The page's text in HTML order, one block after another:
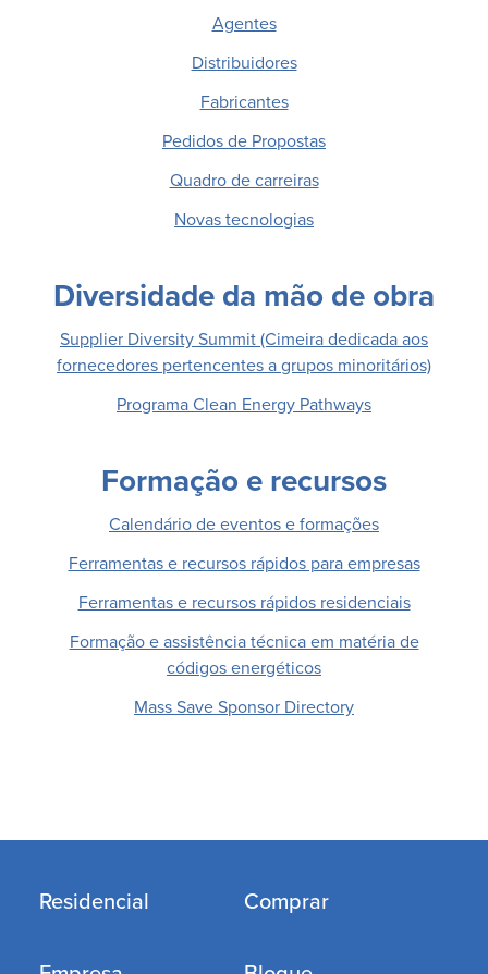
Agentes
Distribuidores
Fabricantes
Pedidos de Propostas
Quadro de carreiras
Novas tecnologias
Diversidade da mão de obra
Supplier Diversity Summit (Cimeira dedicada aos
fornecedores pertencentes a grupos minoritários)
Programa Clean Energy Pathways
Formação e recursos
Calendário de eventos e formações
Ferramentas e recursos rápidos para empresas
Ferramentas e recursos rápidos residenciais
Formação e assistência técnica em matéria de
códigos energéticos
Mass Save Sponsor Directory
Residencial Comprar